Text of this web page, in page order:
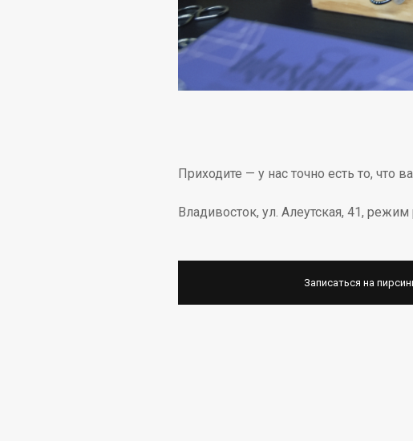
Приходите — у нас точно есть то, что
Владивосток, ул. Алеутская, 41,
Записаться на